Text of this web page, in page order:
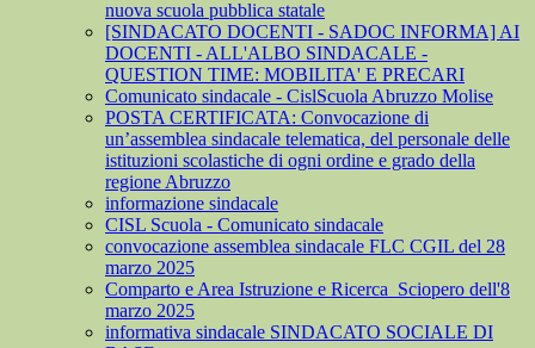
nuova scuola pubblica statale
[SINDACATO DOCENTI - SADOC INFORMA] AI
DOCENTI - ALL'ALBO SINDACALE -
QUESTION TIME: MOBILITA' E PRECARI
Comunicato sindacale - CislScuola Abruzzo Molise
POSTA CERTIFICATA: Convocazione di
un’assemblea sindacale telematica, del personale delle
istituzioni scolastiche di ogni ordine e grado della
regione Abruzzo
informazione sindacale
CISL Scuola - Comunicato sindacale
convocazione assemblea sindacale FLC CGIL del 28
marzo 2025
Comparto e Area Istruzione e Ricerca_Sciopero dell'8
marzo 2025
informativa sindacale SINDACATO SOCIALE DI